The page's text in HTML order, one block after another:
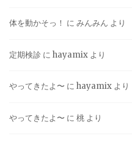
体を動かそっ！ に みんみん より
定期検診 に hayamix より
やってきたよ〜 に hayamix より
やってきたよ〜 に 桃 より